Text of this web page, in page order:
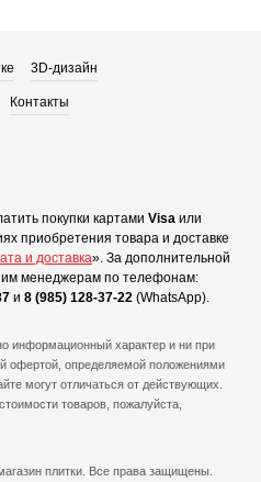
3D-дизайн
Контакты
покупки картами Visa или
приобретения товара и доставке
и доставка». За дополнительной
менеджерам по телефонам:
и 8 (985) 128-37-22 (WhatsApp).
информационный характер и ни при
офертой, определяемой положениями
могут отличаться от действующих.
товаров, пожалуйста,
плитки. Все права защищены.